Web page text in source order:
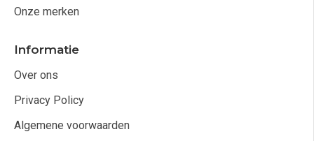
Onze merken
Informatie
Over ons
Privacy Policy
Algemene voorwaarden